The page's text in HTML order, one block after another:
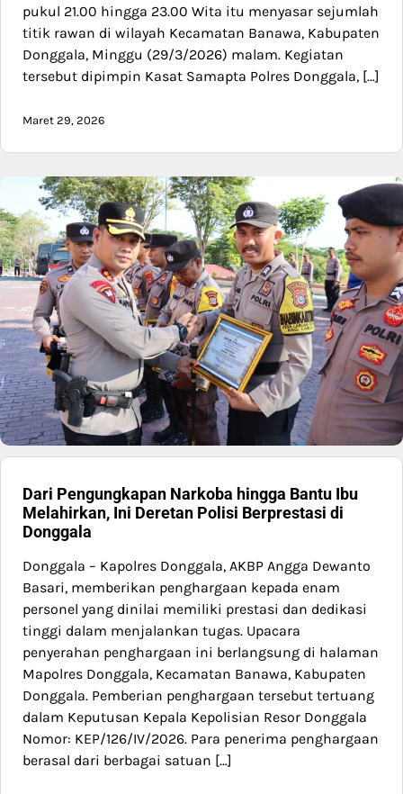
pukul 21.00 hingga 23.00 Wita itu menyasar sejumlah
titik rawan di wilayah Kecamatan Banawa, Kabupaten
Donggala, Minggu (29/3/2026) malam. Kegiatan
tersebut dipimpin Kasat Samapta Polres Donggala, […]
Maret 29, 2026
Dari Pengungkapan Narkoba hingga Bantu Ibu
Melahirkan, Ini Deretan Polisi Berprestasi di
Donggala
Donggala – Kapolres Donggala, AKBP Angga Dewanto
Basari, memberikan penghargaan kepada enam
personel yang dinilai memiliki prestasi dan dedikasi
tinggi dalam menjalankan tugas. Upacara
penyerahan penghargaan ini berlangsung di halaman
Mapolres Donggala, Kecamatan Banawa, Kabupaten
Donggala. Pemberian penghargaan tersebut tertuang
dalam Keputusan Kepala Kepolisian Resor Donggala
Nomor: KEP/126/IV/2026. Para penerima penghargaan
berasal dari berbagai satuan […]